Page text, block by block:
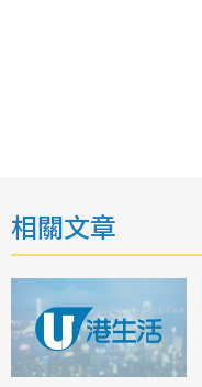
相關文章